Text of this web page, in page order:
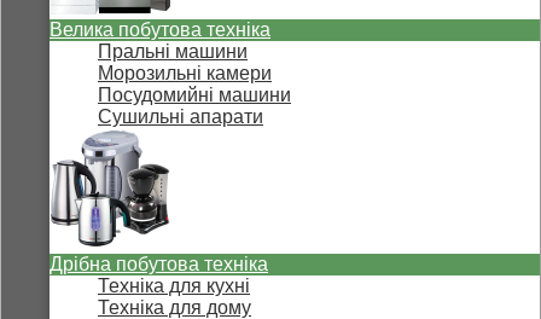
Велика побутова техніка
Пральні машини
Морозильні камери
Посудомийні машини
Сушильні апарати
Дрібна побутова техніка
Техніка для кухні
Техніка для дому